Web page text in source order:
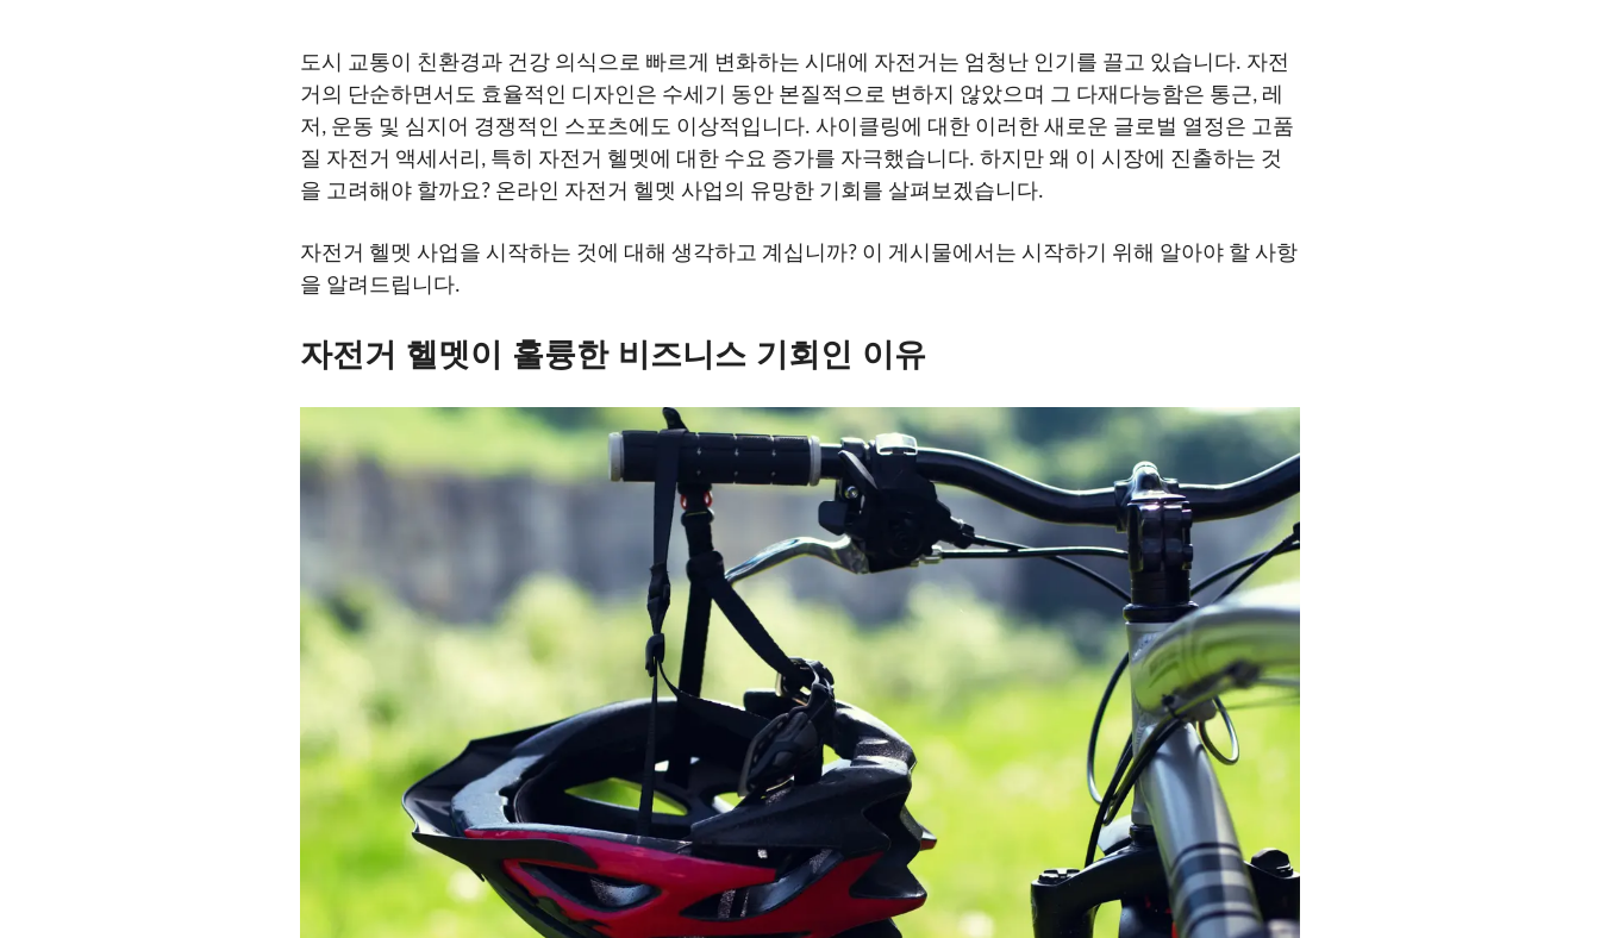
도시 교통이 친환경과 건강 의식으로 빠르게 변화하는 시대에 자전거는 엄청난 인기를 끌고 있습니다. 자전
거의 단순하면서도 효율적인 디자인은 수세기 동안 본질적으로 변하지 않았으며 그 다재다능함은 통근, 레
저, 운동 및 심지어 경쟁적인 스포츠에도 이상적입니다. 사이클링에 대한 이러한 새로운 글로벌 열정은 고품
질 자전거 액세서리, 특히 자전거 헬멧에 대한 수요 증가를 자극했습니다. 하지만 왜 이 시장에 진출하는 것
을 고려해야 할까요? 온라인 자전거 헬멧 사업의 유망한 기회를 살펴보겠습니다.
자전거 헬멧 사업을 시작하는 것에 대해 생각하고 계십니까? 이 게시물에서는 시작하기 위해 알아야 할 사항
을 알려드립니다.
자전거 헬멧이 훌륭한 비즈니스 기회인 이유